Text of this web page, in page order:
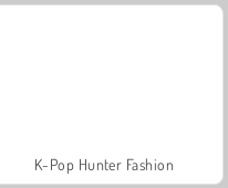
K-Pop Hunter Fashion